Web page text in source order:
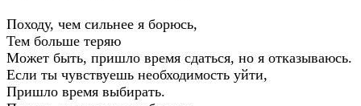
Походу, чем сильнее я борюсь,
Тем больше теряю
Может быть, пришло время сдаться, но я отказываюсь.
Если ты чувствуешь необходимость уйти,
Пришло время выбирать.